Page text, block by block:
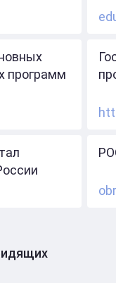
программ